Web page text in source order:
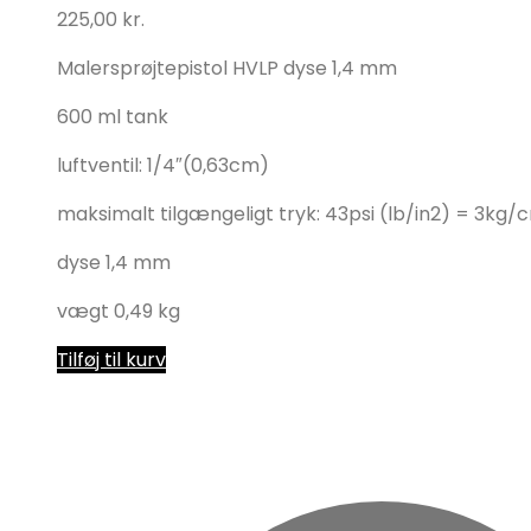
225,00 kr.
Malersprøjtepistol HVLP dyse 1,4 mm
600 ml tank
luftventil: 1/4″(0,63cm)
maksimalt tilgængeligt tryk: 43psi (lb/in2) = 3kg/
dyse 1,4 mm
vægt 0,49 kg
Tilføj til kurv